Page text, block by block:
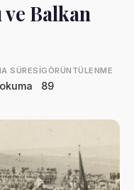
Balkan
SÜRESIGÖRÜNTÜLENME
89